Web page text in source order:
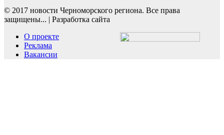
© 2017 новости Черноморского региона. Все права
защищены... | Разработка сайта
О проекте
Реклама
Вакансии